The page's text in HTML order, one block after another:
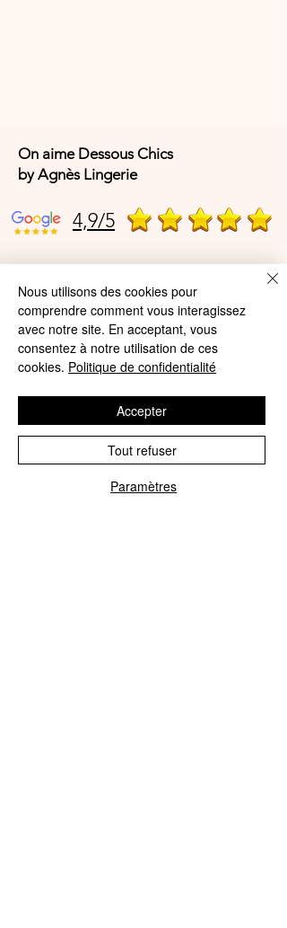
On aime Dessous Chics
by Agnès Lingerie
4,9/5
4,9/5
Offres et Services
A propos de nous
Protection des données
Mentions légales
Nous utilisons des cookies pour
comprendre comment vous interagissez
avec notre site. En acceptant, vous
consentez à notre utilisation de ces
cookies. Politique de confidentialité
Paramètres
Tout refuser
Accepter